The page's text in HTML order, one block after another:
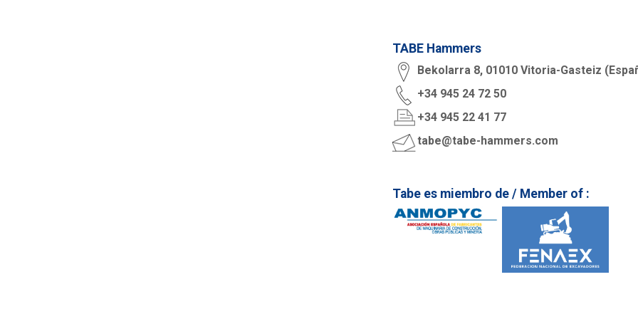
TABE Hammers
Bekolarra 8, 01010 Vitoria-Gasteiz
+34 945 24 72 50
+34 945 22 41 77
tabe@tabe-hammers.com
Tabe es miembro de / Member of :